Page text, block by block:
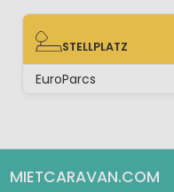
STELLPLATZ
STELLPLATZ
EuroParcs
MIETCARAVAN.COM